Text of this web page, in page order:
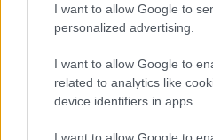
I want to allow Google to
personalized advertising.
I want to allow Google to
related to analytics like
device identifiers in apps.
I want to allow Google to
Meld deg på